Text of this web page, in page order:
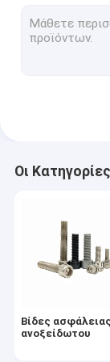
Εκκεντρική
Καρφί
Πρόσθετες
Αντι
Καρφίτσα
Οι
Βίδες ασφάλειας
ανοξείδωτου